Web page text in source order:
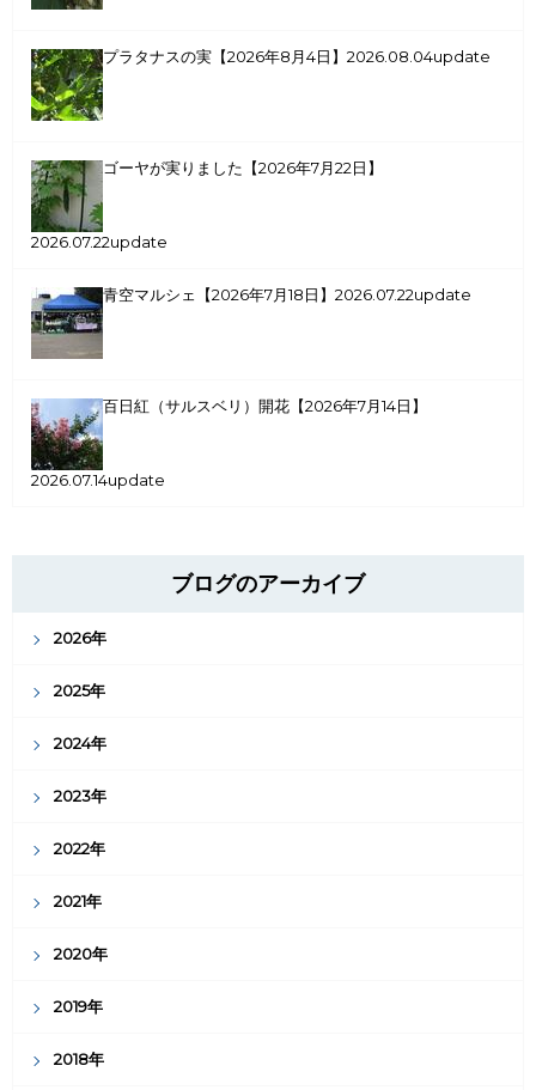
プラタナスの実【2026年8月4日】 2026.08.04update
ゴーヤが実りました【2026年7月22日】
2026.07.22update
青空マルシェ【2026年7月18日】 2026.07.22update
百日紅（サルスベリ）開花【2026年7月14日】
2026.07.14update
ブログのアーカイブ
2026年
2025年
2024年
2023年
2022年
2021年
2020年
2019年
2018年